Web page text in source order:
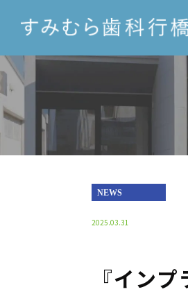
NEWS
2025.03.31
『イン